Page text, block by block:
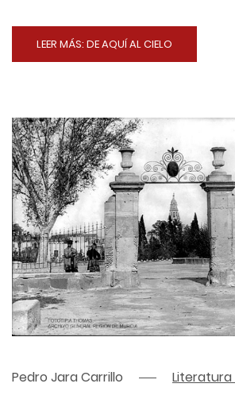
LEER MÁS: DE AQUÍ AL CIELO
Pedro Jara Carrillo